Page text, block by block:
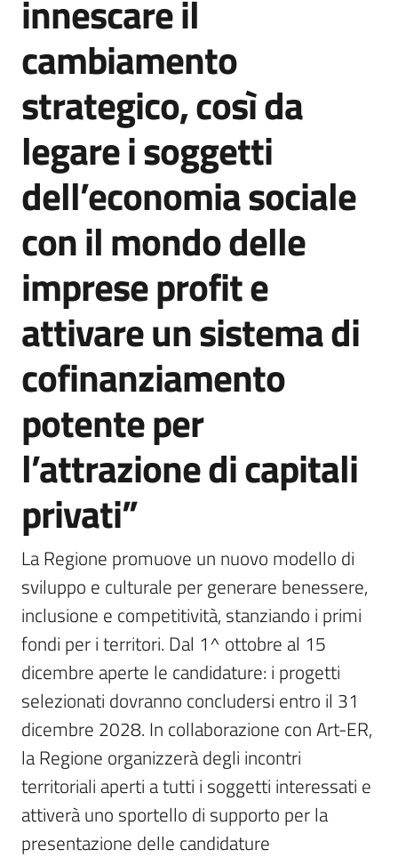
innescare il
cambiamento
strategico, così da
legare i soggetti
dell’economia sociale
con il mondo delle
imprese profit e
attivare un sistema di
cofinanziamento
potente per
l’attrazione di capitali
privati”
La Regione promuove un nuovo modello di
sviluppo e culturale per generare benessere,
inclusione e competitività, stanziando i primi
fondi per i territori. Dal 1^ ottobre al 15
dicembre aperte le candidature: i progetti
selezionati dovranno concludersi entro il 31
dicembre 2028. In collaborazione con Art-ER,
la Regione organizzerà degli incontri
territoriali aperti a tutti i soggetti interessati e
attiverà uno sportello di supporto per la
presentazione delle candidature